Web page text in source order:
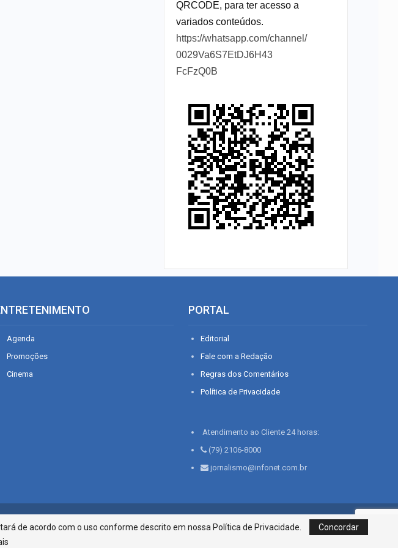
QRCODE, para ter acesso a
variados conteúdos.
https://whatsapp.com/channel/
0029Va6S7EtDJ6H43
FcFzQ0B
Agenda
Promoções
Cinema
PORTAL
Editorial
Fale com a Redação
Regras dos Comentários
Política de Privacidade
Atendimento ao Cliente 24 horas:
(79) 2106-8000
jornalismo@infonet.com.br
Infonet - Rua Monsenhor Silveira 276, Bairro São José | Aracaju-SE, CEP 49015-030, Fone: 79.2106.8000 - CI
Centro de Informações LTDA
de acordo com o uso conforme descrito em nossa Política de Privacidade.
Concordar